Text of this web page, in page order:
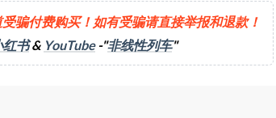
骗付费购买！如有受骗请直接举报和退款！
红书& YouTube-"非线性列车"